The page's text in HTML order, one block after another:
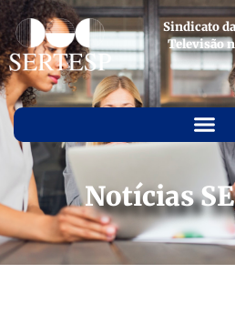
Sindicato
Televisão
Notícias